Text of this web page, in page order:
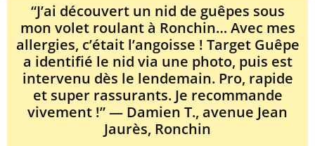
“J’ai découvert un nid de guêpes sous
mon volet roulant à Ronchin… Avec mes
allergies, c’était l’angoisse ! Target Guêpe
a identifié le nid via une photo, puis est
intervenu dès le lendemain. Pro, rapide
et super rassurants. Je recommande
vivement !” — Damien T., avenue Jean
Jaurès, Ronchin